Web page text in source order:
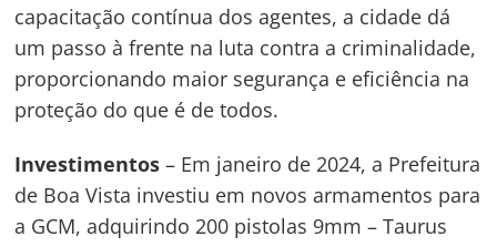
capacitação contínua dos agentes, a cidade dá
um passo à frente na luta contra a criminalidade,
proporcionando maior segurança e eficiência na
proteção do que é de todos.
Investimentos– Em janeiro de 2024, a Prefeitura
de Boa Vista investiu em novos armamentos para
a GCM, adquirindo 200 pistolas 9mm – Taurus